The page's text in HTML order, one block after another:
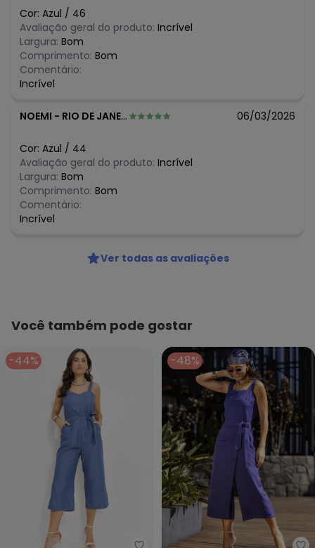
abril/2026
março/2026
fevereiro/2026
Cor: Azul / 46
Avaliação geral do produto: Incrível
Largura: Bom
Comprimento: Bom
Comentário:
Incrível
NOEMI - RIO DE JANEIRO - RJ 06/03/2026
Cor: Azul / 44
Avaliação geral do produto: Incrível
Largura: Bom
Comprimento: Bom
Comentário:
Incrível
Ver todas as avaliações
Você também pode gostar
-44% -48%